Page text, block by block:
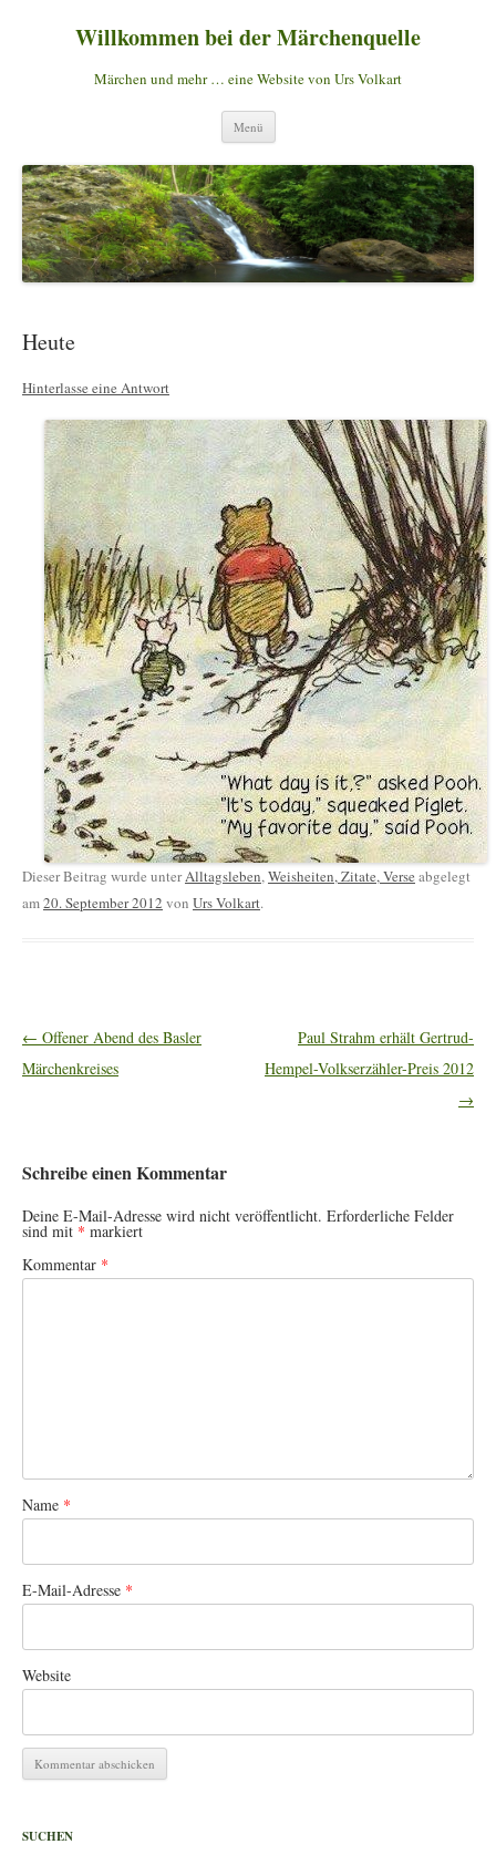
Willkommen bei der Märchenquelle
Märchen und mehr … eine Website von Urs Volkart
Menü Zum
springen
Heute
Hinterlasse eine Antwort
Dieser Beitrag wurde unterAlltagsleben,Weisheiten, Zitate, Verse abgelegt
am20. September 2012 von Urs Volkart.
Artikel-
Navigation
← Offener Abend des Basler
Märchenkreises
Paul Strahm erhält Gertrud-
Hempel-Volkserzähler-Preis 2012
→
Schreibe einen Kommentar
Deine E-Mail-Adresse wird nicht veröffentlicht. Erforderliche Felder
sind mit * markiert
Kommentar *
Name *
E-Mail-Adresse *
Website
SUCHEN